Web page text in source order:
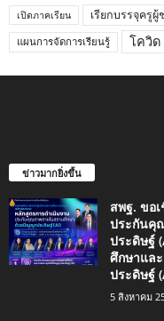
เปิดภาคเรียน เรียกบรรจุครูผู้
แผนการจัดการเรียนรู้ โควิด
ข่าวมากยิ่งขึ้น
สพฐ. ขอ
ประกันคุ
ประดิษฐ์
ศึกษาแล
ประดิษฐ์
5 สิงหาคม